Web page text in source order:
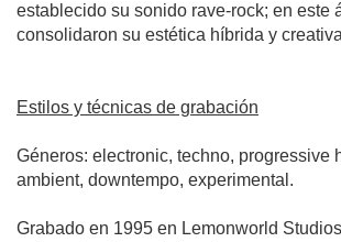
establecido su sonido rave-rock; en este
consolidaron su estética híbrida y
Estilos y técnicas de grabación
Géneros: electronic, techno, progressive
ambient, downtempo, experimental.
Grabado en 1995 en Lemonworld